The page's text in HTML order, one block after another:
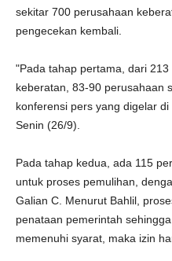
sekitar 700 perusahaan
pengecekan kembali.
"Pada tahap pertama, dari
keberatan, 83-90 perusahaan
konferensi pers yang digelar
Senin (26/9).
Pada tahap kedua, ada 115
untuk proses pemulihan,
Galian C. Menurut Bahlil,
penataan pemerintah
memenuhi syarat, maka izin